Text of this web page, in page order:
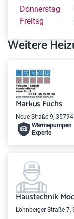
Donnerstag
Freitag
Weitere
Markus Fuchs
Neue Straße 9,
Wärme­pumpen
Experte
Haustechnik
Löhnberger Straße 7,